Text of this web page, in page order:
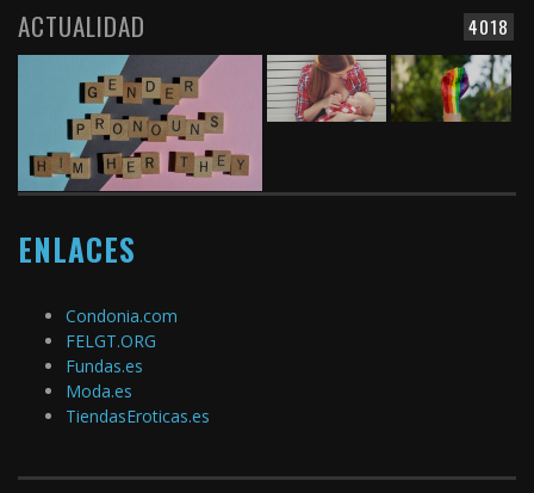
4018
ACTUALIDAD
ENLACES
Condonia.com
FELGT.ORG
Fundas.es
Moda.es
TiendasEroticas.es